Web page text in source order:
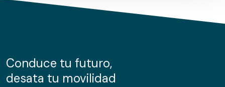
de cookies.
información sobre el uso que haga del sitio web con
nuestros partners de redes sociales, publicidad y análisis
Conduce tu futuro,
desata tu movilidad